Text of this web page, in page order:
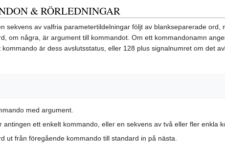
& RÖRLEDNINGAR
sekvens av valfria parameter­tildelningar följt av blankseparerade
om några, är argument till kommandot. Om ett kommandonamn
är dess avslutsstatus, eller 128 plus signalnumret om det
med argument.
antingen ett enkelt kommando, eller en sekvens av två eller fler enkla
ut från föregående kommando till standard in på nästa.